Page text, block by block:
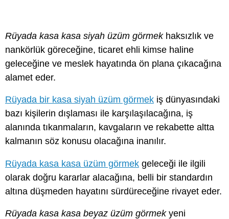
Rüyada kasa kasa siyah üzüm görmekhaksızlık ve
nankörlük göreceğine, ticaret ehli kimse haline
geleceğine ve meslek hayatında ön plana çıkacağına
alamet eder.
Rüyada bir kasa siyah üzüm görmek iş dünyasındaki
bazı kişilerin dışlaması ile karşılaşılacağına, iş
alanında tıkanmaların, kavgaların ve rekabette altta
kalmanın söz konusu olacağına inanılır.
Rüyada kasa kasa üzüm görmek geleceği ile ilgili
olarak doğru kararlar alacağına, belli bir standardın
altına düşmeden hayatını sürdüreceğine rivayet eder.
Rüyada kasa kasa beyaz üzüm görmekyeni